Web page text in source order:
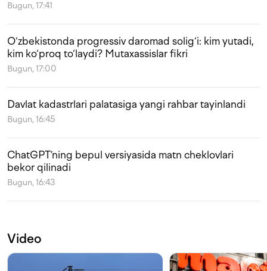
Bugun, 17:41
O‘zbekistonda progressiv daromad solig‘i: kim yutadi,
kim ko‘proq to‘laydi? Mutaxassislar fikri
Bugun, 17:00
Davlat kadastrlari palatasiga yangi rahbar tayinlandi
Bugun, 16:45
ChatGPT’ning bepul versiyasida matn cheklovlari
bekor qilinadi
Bugun, 16:43
Video